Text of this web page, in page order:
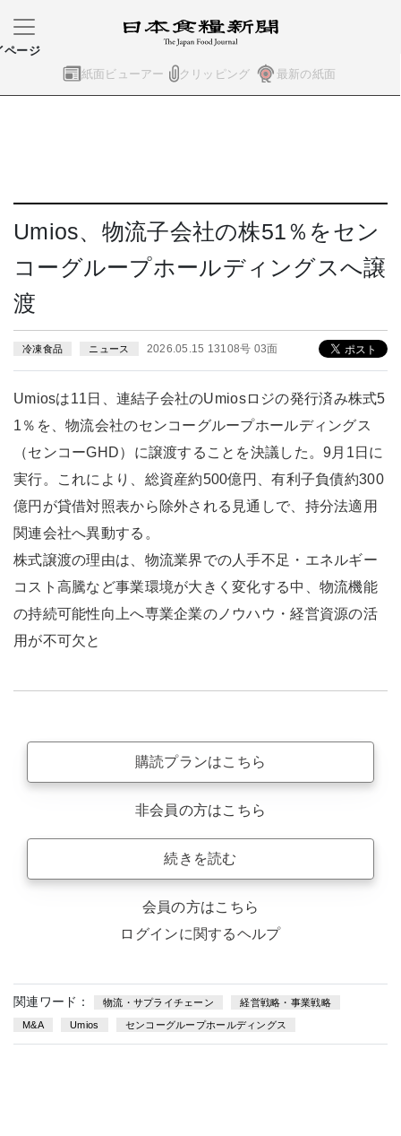
紙面ビューアー クリッピング 最新の紙面
ページ
Umios、物流子会社の株51％をセン
コーグループホールディングスへ譲
渡
冷凍食品 ニュース 2026.05.15 13108号 03面
Umiosは11日、連結子会社のUmiosロジの発行済み株式5
1％を、物流会社のセンコーグループホールディングス
（センコーGHD）に譲渡することを決議した。9月1日に
実行。これにより、総資産約500億円、有利子負債約300
億円が貸借対照表から除外される見通しで、持分法適用
関連会社へ異動する。
株式譲渡の理由は、物流業界での人手不足・エネルギー
コスト高騰など事業環境が大きく変化する中、物流機能
の持続可能性向上へ専業企業のノウハウ・経営資源の活
用が不可欠と
購読プランはこちら
非会員の方はこちら
続きを読む
会員の方はこちら
ログインに関するヘルプ
関連ワード： 物流・サプライチェーン 経営戦略・事業戦略
M&A Umios センコーグループホールディングス